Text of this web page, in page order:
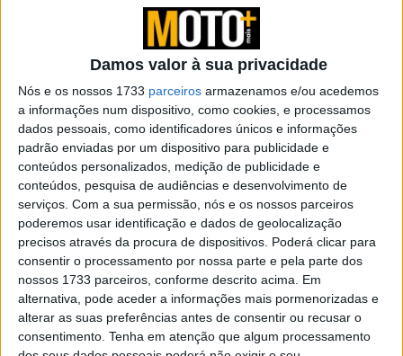
Damos valor à sua privacidade
Nós e os nossos 1733 parceiros armazenamos e/ou acedemos
a informações num dispositivo, como cookies, e processamos
dados pessoais, como identificadores únicos e informações
padrão enviadas por um dispositivo para publicidade e
conteúdos personalizados, medição de publicidade e
conteúdos, pesquisa de audiências e desenvolvimento de
serviços. Com a sua permissão, nós e os nossos parceiros
poderemos usar identificação e dados de geolocalização
precisos através da procura de dispositivos. Poderá clicar para
consentir o processamento por nossa parte e pela parte dos
nossos 1733 parceiros, conforme descrito acima. Em
alternativa, pode aceder a informações mais pormenorizadas e
alterar as suas preferências antes de consentir ou recusar o
consentimento. Tenha em atenção que algum processamento
Novas Leatt ADV HydraDri 8.5
8 AGOSTO, 2026